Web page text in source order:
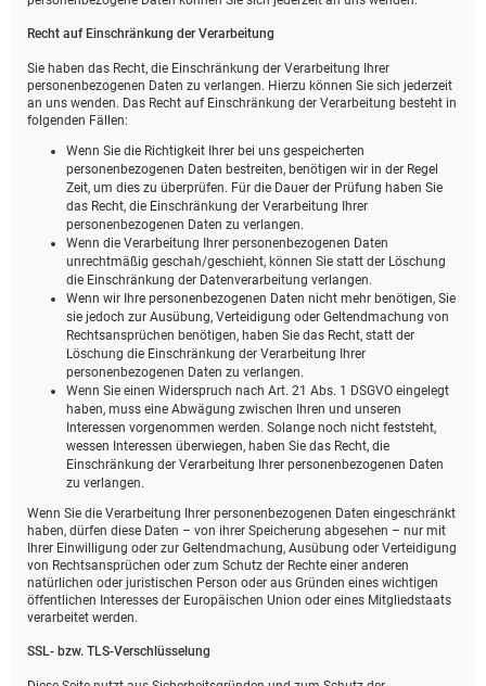
Recht auf Einschränkung der Verarbeitung
Sie haben das Recht, die Einschränkung der Verarbeitung Ihrer
personenbezogenen Daten zu verlangen. Hierzu können Sie sich jederzeit
an uns wenden. Das Recht auf Einschränkung der Verarbeitung besteht in
folgenden Fällen:
Wenn Sie die Richtigkeit Ihrer bei uns gespeicherten
personenbezogenen Daten bestreiten, benötigen wir in der Regel
Zeit, um dies zu überprüfen. Für die Dauer der Prüfung haben Sie
das Recht, die Einschränkung der Verarbeitung Ihrer
personenbezogenen Daten zu verlangen.
Wenn die Verarbeitung Ihrer personenbezogenen Daten
unrechtmäßig geschah/geschieht, können Sie statt der Löschung
die Einschränkung der Datenverarbeitung verlangen.
Wenn wir Ihre personenbezogenen Daten nicht mehr benötigen, Sie
sie jedoch zur Ausübung, Verteidigung oder Geltendmachung von
Rechtsansprüchen benötigen, haben Sie das Recht, statt der
Löschung die Einschränkung der Verarbeitung Ihrer
personenbezogenen Daten zu verlangen.
Wenn Sie einen Widerspruch nach Art. 21 Abs. 1 DSGVO eingelegt
haben, muss eine Abwägung zwischen Ihren und unseren
Interessen vorgenommen werden. Solange noch nicht feststeht,
wessen Interessen überwiegen, haben Sie das Recht, die
Einschränkung der Verarbeitung Ihrer personenbezogenen Daten
zu verlangen.
Wenn Sie die Verarbeitung Ihrer personenbezogenen Daten eingeschränkt
haben, dürfen diese Daten – von ihrer Speicherung abgesehen – nur mit
Ihrer Einwilligung oder zur Geltendmachung, Ausübung oder Verteidigung
von Rechtsansprüchen oder zum Schutz der Rechte einer anderen
natürlichen oder juristischen Person oder aus Gründen eines wichtigen
öffentlichen Interesses der Europäischen Union oder eines Mitgliedstaats
verarbeitet werden.
SSL- bzw. TLS-Verschlüsselung